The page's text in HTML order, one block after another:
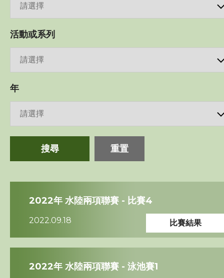
教練
贊助商 / 宣傳
活動或系列
年
搜尋 重置
2022年 水陸兩項聯賽 - 比賽4
2022.09.18 比賽結果
2022年 水陸兩項聯賽 - 泳池賽1